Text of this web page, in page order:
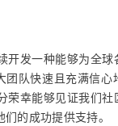
发一种能够为全
队快速且充满信心
荣幸能够见证我们
的成功提供支持。